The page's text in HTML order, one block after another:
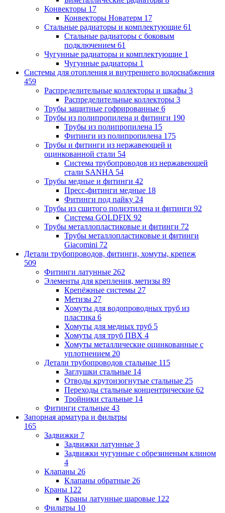
Конвекторы 17
Конвекторы Новатерм 17
Стальные радиаторы и комплектующие 61
Стальные радиаторы с боковым
подключением 61
Чугунные радиаторы и комплектующие 1
Чугунные радиаторы 1
Системы для отопления и внутреннего водоснабжения
459
Распределительные коллекторы и шкафы 3
Распределительные коллекторы 3
Трубы защитные гофрированные 6
Трубы из полипропилена и фитинги 190
Трубы из полипропилена 15
Фитинги из полипропилена 175
Трубы и фитинги из нержавеющей и
оцинкованной стали 54
Система трубопроводов из нержавеющей
стали SANHA 54
Трубы медные и фитинги 42
Пресс-фитинги медные 18
Фитинги под пайку 24
Трубы из сшитого полиэтилена и фитинги 92
Система GOLDFIX 92
Трубы металлопластиковые и фитинги 72
Трубы металлопластиковые и фитинги
Giacomini 72
Детали трубопроводов, фитинги, хомуты, крепеж
509
Фитинги латунные 262
Элементы для крепления, метизы 89
Крепёжные системы 27
Метизы 27
Хомуты для водопроводных труб из
пластика 6
Хомуты для медных труб 5
Хомуты для труб ПВХ 4
Хомуты металлические оцинкованные с
уплотнением 20
Детали трубопроводов стальные 115
Заглушки стальные 14
Отводы крутоизогнутые стальные 25
Переходы стальные концентрические 62
Тройники стальные 14
Фитинги стальные 43
Запорная арматура и фильтры
165
Задвижки 7
Задвижки латунные 3
Задвижки чугунные с обрезиненым клином
4
Клапаны 26
Клапаны обратные 26
Краны 122
Краны латунные шаровые 122
Фильтры 10